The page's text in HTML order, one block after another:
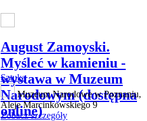
August Zamoyski.
Myśleć w kamieniu -
wystawa w Muzeum
Narodowym (dostępna
online)
Sztuka
Muzeum Narodowe w Poznaniu,
Aleje Marcinkowskiego 9
Zobacz szczegóły